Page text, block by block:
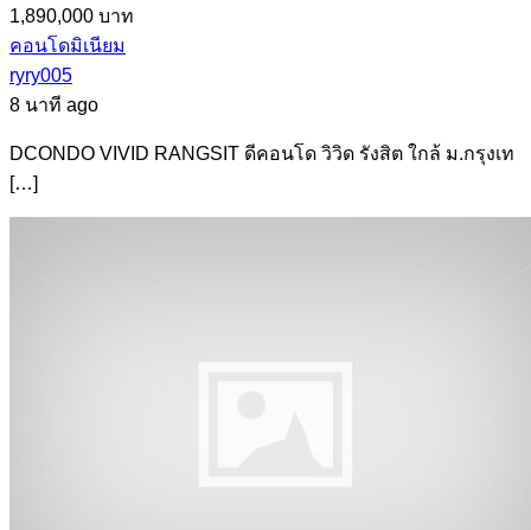
1,890,000 บาท
คอนโดมิเนียม
ryry005
8 นาที ago
DCONDO VIVID RANGSIT ดีคอนโด วิวิด รังสิต ใกล้ ม.กรุงเท
[…]